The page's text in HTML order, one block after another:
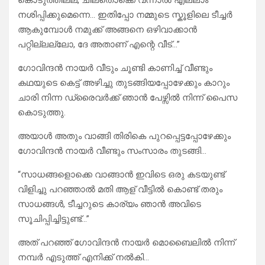
നശിപ്പിക്കുമെന്നെ… ഇതിപ്പോ നമ്മുടെ സ്കൂളിലെ ടീച്ചർ
ആകുമ്പോൾ നമുക്ക് അങ്ങനെ ഒഴിവാക്കാൻ
പറ്റില്ലല്ലോ, ദേ അതാണ് എന്റെ വീട്…”
ഗോവിന്ദൻ നായർ വീടും ചൂണ്ടി കാണിച്ച് വീണ്ടും
കഥയുടെ കെട്ട് അഴിച്ചു തുടങ്ങിയപ്പോഴേക്കും കാറും
ചാരി നിന്ന ഡ്രൈവർക്ക് ഞാൻ പേഴ്സിൽ നിന്ന് പൈസ
കൊടുത്തു.
അയാൾ അതും വാങ്ങി തിരികെ പുറപ്പെട്ടപ്പോഴേക്കും
ഗോവിന്ദൻ നായർ വീണ്ടും സംസാരം തുടങ്ങി…
“സാധങ്ങളൊക്കെ വാങ്ങാൻ ഇവിടെ ഒരു കടയുണ്ട്
വിളിച്ചു പറഞ്ഞാൽ മതി ആള് വീട്ടിൽ കൊണ്ട് തരും
സാധങ്ങൾ, ടീച്ചറുടെ കാര്യം ഞാൻ അവിടെ
സൂചിപ്പിച്ചിട്ടുണ്ട്…”
അത് പറഞ്ഞ് ഗോവിന്ദൻ നായർ മൊബൈലിൽ നിന്ന്
നമ്പർ എടുത്ത് എനിക്ക് നൽകി…